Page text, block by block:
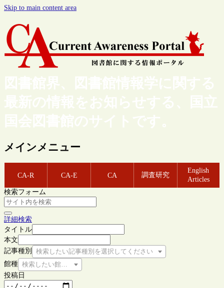
Skip to main content area
図書館界、図書館情報学に関する
最新の情報をお知らせする、国立
国会図書館のサイトです。
メインメニュー
CA-R CA-E CA 調査研究
English
Articles
検索フォーム
詳細検索
タイトル
本文
記事種別
検索したい記事種別を選択してください
館種 検索したい館種を選択してください
投稿日